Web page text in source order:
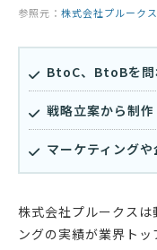
参照元： 株式会社プルークス
BtoC、BtoBを問
戦略立案から制
マーケティング
株式会社プルークスは
ングの実績が業界トッ